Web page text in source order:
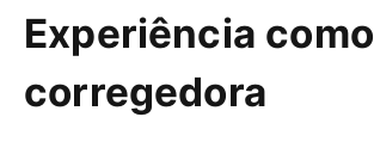
Experiência como
corregedora